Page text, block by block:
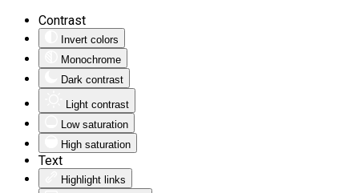
Contrast
Invert colors
Monochrome
Dark contrast
Light contrast
Low saturation
High saturation
Text
Highlight links